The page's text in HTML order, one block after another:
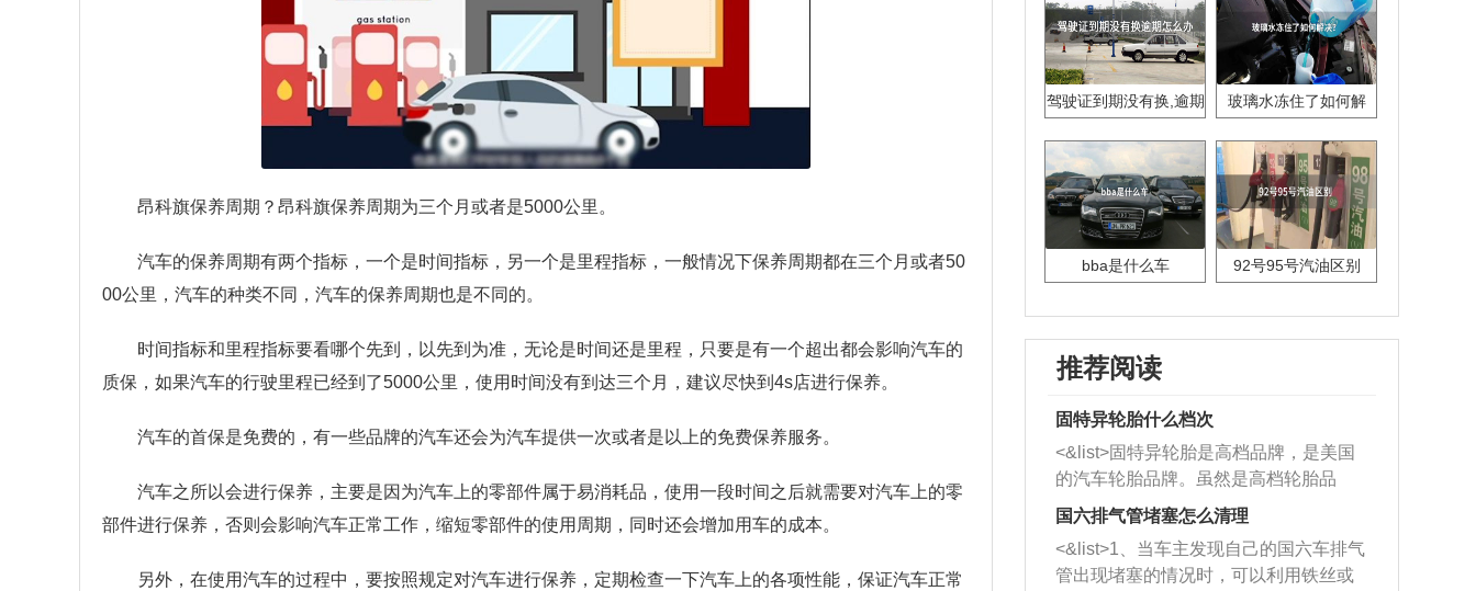
昂科旗保养周期？ 昂科旗保养周期为三个月或者是5000公里。
汽车的保养周期有两个指标，一个是时间指标，另一个是里程指标，一般情况下保养周期都在三个月或者50
00公里，汽车的种类不同，汽车的保养周期也是不同的。
时间指标和里程指标要看哪个先到，以先到为准，无论是时间还是里程，只要是有一个超出都会影响汽车的
质保，如果汽车的行驶里程已经到了5000公里，使用时间没有到达三个月，建议尽快到4s店进行保养。
汽车的首保是免费的，有一些品牌的汽车还会为汽车提供一次或者是以上的免费保养服务。
汽车之所以会进行保养，主要是因为汽车上的零部件属于易消耗品，使用一段时间之后就需要对汽车上的零
部件进行保养，否则会影响汽车正常工作，缩短零部件的使用周期，同时还会增加用车的成本。
另外，在使用汽车的过程中，要按照规定对汽车进行保养，定期检查一下汽车上的各项性能，保证汽车正常
驾驶证到期没有换,逾期
玻璃水冻住了如何解
bba是什么车 92号95号汽油区别
推荐阅读
固特异轮胎什么档次
<&list>固特异轮胎是高档品牌，是美国
的汽车轮胎品牌。虽然是高档轮胎品
牌，但是中高低端的轮胎都有生产，这
也是为了更好的开拓市场。
国六排气管堵塞怎么清理
<&list>1、当车主发现自己的国六车排气
管出现堵塞的情况时，可以利用铁丝或